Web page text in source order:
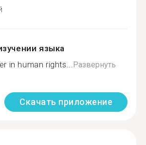
языка
in human rights... Развернуть
Скачать приложение